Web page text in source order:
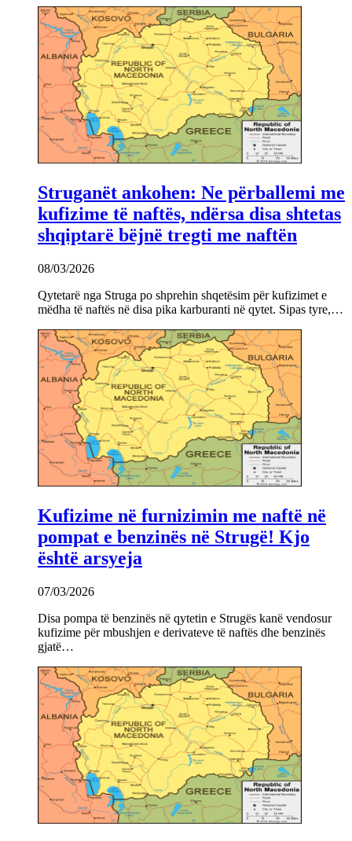
Struganët ankohen: Ne përballemi me
kufizime të naftës, ndërsa disa shtetas
shqiptarë bëjnë tregti me naftën
08/03/2026
Qytetarë nga Struga po shprehin shqetësim për kufizimet e
mëdha të naftës në disa pika karburanti në qytet. Sipas tyre,…
Kufizime në furnizimin me naftë në
pompat e benzinës në Strugë! Kjo
është arsyeja
07/03/2026
Disa pompa të benzinës në qytetin e Strugës kanë vendosur
kufizime për mbushjen e derivateve të naftës dhe benzinës
gjatë…